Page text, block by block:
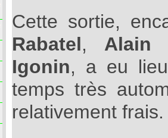
Cette sortie,
Rabatel, Alain
Igonin, a eu
temps très
relativement frais.